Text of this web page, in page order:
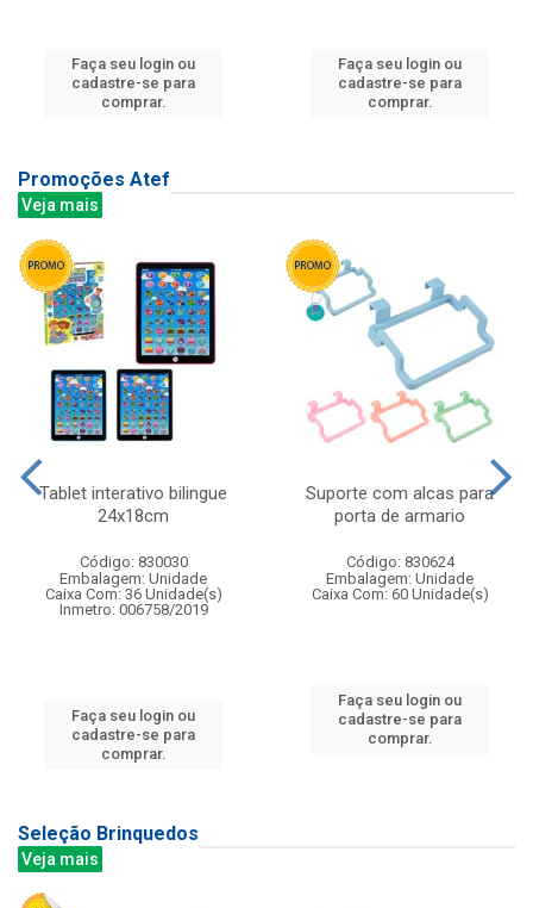
Faça seu login ou
cadastre-se para
comprar.
Faça seu login ou
cadastre-se para
comprar.
Promoções Atef
Veja mais
Tablet interativo bilingue
24x18cm
Código: 830030
Embalagem: Unidade
Caixa Com: 36 Unidade(s)
Inmetro: 006758/2019
Faça seu login ou
cadastre-se para
comprar.
Suporte com alcas para
porta de armario
Código: 830624
Embalagem: Unidade
Caixa Com: 60 Unidade(s)
Faça seu login ou
cadastre-se para
comprar.
Seleção Brinquedos
Veja mais